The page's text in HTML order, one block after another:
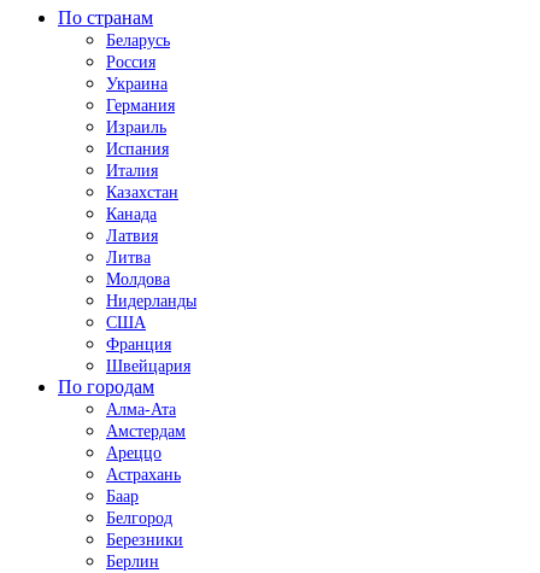
По странам
Беларусь
Россия
Украина
Германия
Израиль
Испания
Италия
Казахстан
Канада
Латвия
Литва
Молдова
Нидерланды
США
Франция
Швейцария
По городам
Алма-Ата
Амстердам
Ареццо
Астрахань
Баар
Белгород
Березники
Берлин